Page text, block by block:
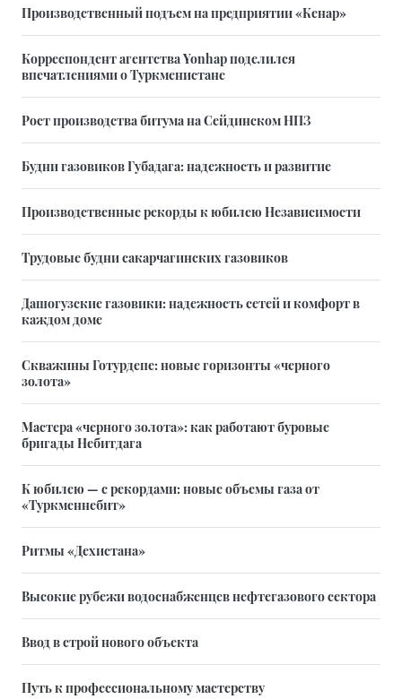
Производственный подъем на предприятии «Кенар»
Корреспондент агентства Yonhap поделился
впечатлениями о Туркменистане
Рост производства битума на Сейдинском НПЗ
Будни газовиков Губадага: надежность и развитие
Производственные рекорды к юбилею Независимости
Трудовые будни сакарчагинских газовиков
Дашогузские газовики: надежность сетей и комфорт в
каждом доме
Скважины Готурдепе: новые горизонты «черного
золота»
Мастера «черного золота»: как работают буровые
бригады Небитдага
К юбилею — с рекордами: новые объемы газа от
«Туркменнебит»
Ритмы «Дехистана»
Высокие рубежи водоснабженцев нефтегазового сектора
Ввод в строй нового объекта
Путь к профессиональному мастерству